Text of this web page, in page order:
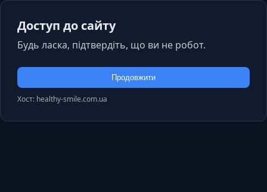
Доступ до сайту
Будь ласка, підтвердіть, що ви не робот.
Продовжити
Хост: healthy-smile.com.ua